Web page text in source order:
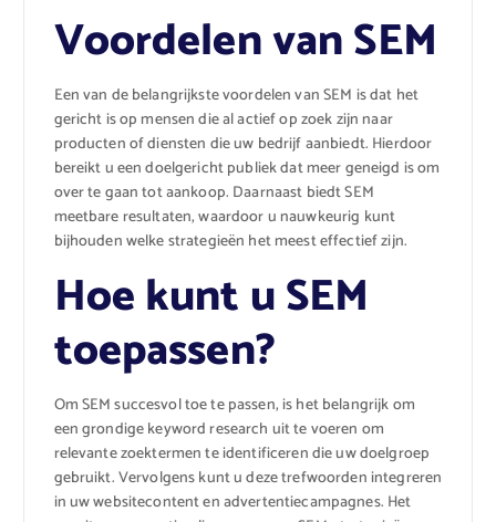
Voordelen van SEM
Een van de belangrijkste voordelen van SEM is dat het
gericht is op mensen die al actief op zoek zijn naar
producten of diensten die uw bedrijf aanbiedt. Hierdoor
bereikt u een doelgericht publiek dat meer geneigd is om
over te gaan tot aankoop. Daarnaast biedt SEM
meetbare resultaten, waardoor u nauwkeurig kunt
bijhouden welke strategieën het meest effectief zijn.
Hoe kunt u SEM
toepassen?
Om SEM succesvol toe te passen, is het belangrijk om
een grondige keyword research uit te voeren om
relevante zoektermen te identificeren die uw doelgroep
gebruikt. Vervolgens kunt u deze trefwoorden integreren
in uw websitecontent en advertentiecampagnes. Het